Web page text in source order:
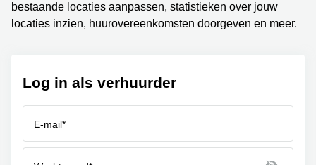
Kantoorruimten
Coworking
Spaces
Vergaderruimten
Virtueel
Alkmaar
Amsterdam
Westpoort
Zoom
Kantoorruimte
Bergen
Zoom
Kantoor
huren
Over ons
Huurprijs
Log in
bestaande locaties aanpassen, statistieken over jouw
locaties inzien, huurovereenkomsten doorgeven en meer.
Log in als verhuurder
E-mail*